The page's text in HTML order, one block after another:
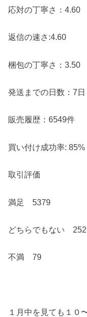
応対の丁寧さ：4.60
返信の速さ:4.60
梱包の丁寧さ：3.50
発送までの日数：7日
販売履歴：6549件
買い付け成功率: 85%
取引評価
満足 5379
どちらでもない 252
不満 79
１月中を見ても１０